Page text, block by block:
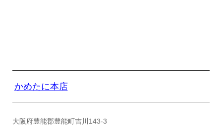
かめたに本店
大阪府豊能郡豊能町吉川143-3